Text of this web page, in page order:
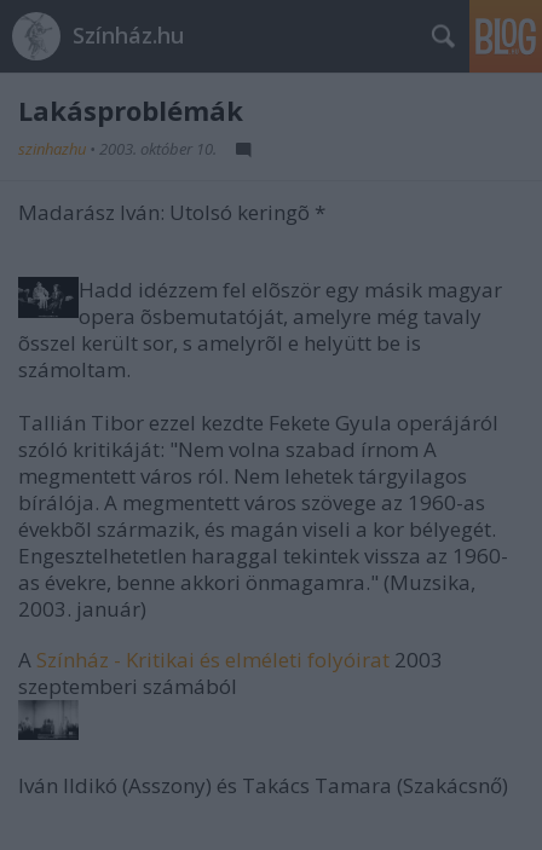
Színház.hu
Lakásproblémák
szinhazhu • 2003. október 10.
Madarász Iván: Utolsó keringõ *
Hadd idézzem fel elõször egy másik magyar
opera õsbemutatóját, amelyre még tavaly
õsszel került sor, s amelyrõl e helyütt be is
számoltam.
Tallián Tibor ezzel kezdte Fekete Gyula operájáról
szóló kritikáját: "Nem volna szabad írnom A
megmentett város ról. Nem lehetek tárgyilagos
bírálója. A megmentett város szövege az 1960-as
évekbõl származik, és magán viseli a kor bélyegét.
Engesztelhetetlen haraggal tekintek vissza az 1960-
as évekre, benne akkori önmagamra." (Muzsika,
2003. január)
A Színház - Kritikai és elméleti folyóirat 2003
szeptemberi számából
Iván Ildikó (Asszony) és Takács Tamara (Szakácsnő)